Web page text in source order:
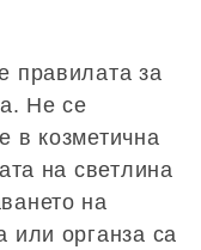
правилата за
Не се
в козметична
на светлина
на
или органза са